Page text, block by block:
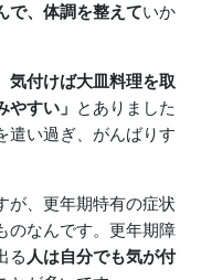
で、体調を整えていか
気付けば大皿料理を取
すい」 とありました
遣い過ぎ、がんばりす
が、更年期特有の症状
のなんです。更年期障
る 人は自分でも気が付